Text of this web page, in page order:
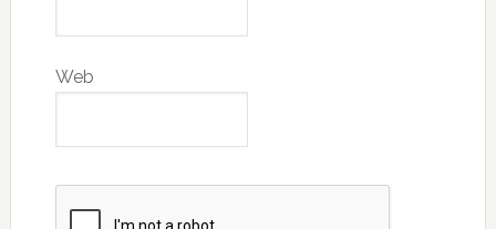
Web